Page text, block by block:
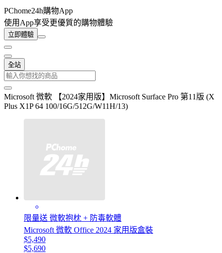
PChome24h購物App
使用App享受更優質的購物體驗
立即體驗
全站
Microsoft 微軟 【2024家用版】Microsoft Surface Pro 第11版 (X
Plus X1P 64 100/16G/512G/W11H/13)
限量送 微軟抱枕 + 防毒軟體
Microsoft 微軟 Office 2024 家用版盒裝
$5,490
$5,690